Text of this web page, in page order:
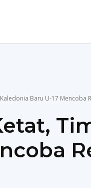
Baru U-17 Mencoba